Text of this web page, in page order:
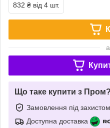
832 ₴ від 4 шт.
Що таке купити з Пром?
Замовлення під захистом
Доступна доставка